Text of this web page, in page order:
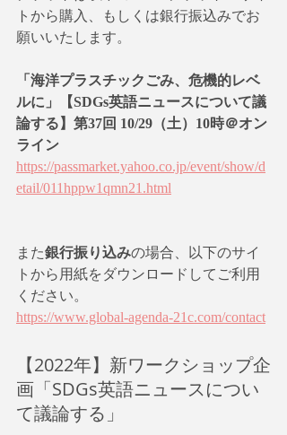
トから購入、もしくは銀行振込みでお
願いいたします。
「海洋プラスチックごみ、危機的レベ
ルに」【SDGs英語ニュースについて議
論する】第37回 10/29（土）10時＠オン
ライン
https://passmarket.yahoo.co.jp/event/show/d
etail/011hppw1qmn21.html
また銀行振り込みの場合、以下のサイ
トから用紙をダウンロードしてご利用
ください。
https://www.global-agenda-21c.com/contact
【2022年】新ワークショップ企
画「SDGs英語ニュースについ
て議論する」